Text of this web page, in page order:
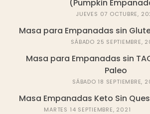
(Pumpkin
JUEVES 07 OCTUBRE,
Masa para Empanadas sin
SÁBADO 25 SEPTIEMBRE,
Masa para Empanadas sin
Paleo
SÁBADO 18 SEPTIEMBRE,
Masa Empanadas Keto Sin
MARTES 14 SEPTIEMBRE, 2021